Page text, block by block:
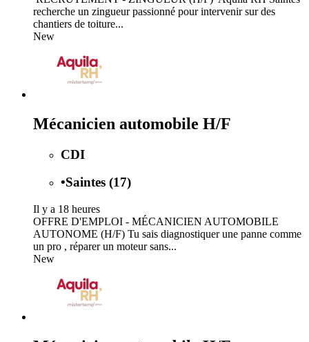
recherche un zingueur passionné pour intervenir sur des
chantiers de toiture...
New
Mécanicien automobile H/F
CDI
•Saintes (17)
Il y a 18 heures
OFFRE D'EMPLOI - MÉCANICIEN AUTOMOBILE
AUTONOME (H/F) Tu sais diagnostiquer une panne comme
un pro , réparer un moteur sans...
New